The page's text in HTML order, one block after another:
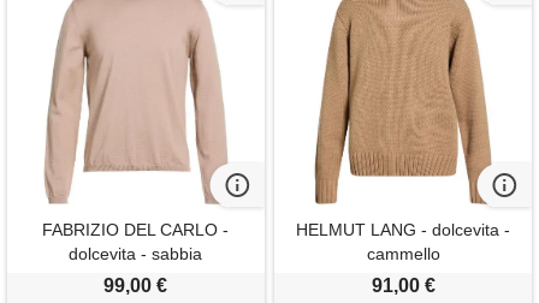
FABRIZIO DEL CARLO -
dolcevita - sabbia
99,00 €
HELMUT LANG - dolcevita -
cammello
91,00 €